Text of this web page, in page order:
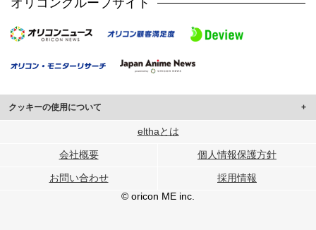
オリコングループサイト
クッキーの使用について
このサイトでは Cookie を使用して、ユーザーに合わせたコンテンツや広告の
行っています。
メディアや広告配信、データ解析の各パートナーに提供しています。
各パートナーは、この情報とユーザーが各パートナーに提供した他の情報や、
ユーザーが各パートナーのサービスを使用したときに収集した他の情報を組み
elthaとは
会社概要 個人情報保護方針
お問い合わせ
採用情報
© oricon ME inc.